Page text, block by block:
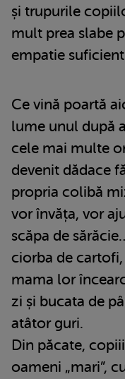
și trupurile
mult prea slabe
empatie
Ce vină poartă
lume unul după
cele mai multe
devenit dădace
propria colibă
vor învăța, vor
scăpa de
ciorba de
mama lor
zi și bucata de
atâtor guri.
Din păcate,
oameni „mari”,